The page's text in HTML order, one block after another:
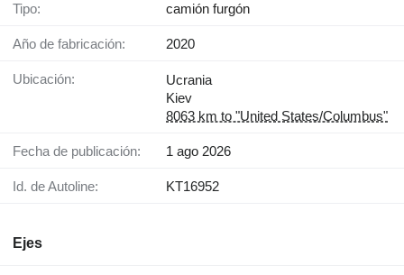
Tipo: camión furgón
Año de fabricación: 2020
Ubicación:
Ucrania
Kiev
8063 km to "United States/Columbus"
Fecha de publicación: 1 ago 2026
Id. de Autoline: KT16952
Ejes